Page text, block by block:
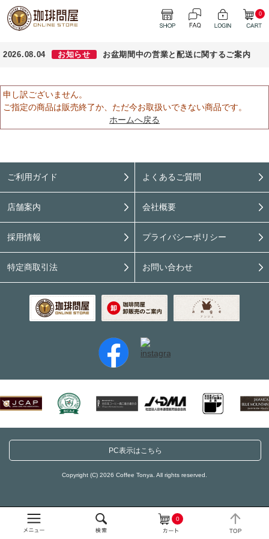
0
0
2026.08.04 お知らせ お盆期間中の営業と配送に関するご案内
申し訳ございません。
ご指定の商品は販売終了か、ただ今お取扱いできない商品です。
ホームへ戻る
ご利用ガイド よくあるご質問
店舗案内 会社概要
採用情報 プライバシーポリシー
特定商取引法 お問い合わせ
PC表示はこちら
Copyright (C) 2026 Coffee Tonya. All rights reserved.